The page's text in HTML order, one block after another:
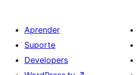
Aprender
Suporte
Developers